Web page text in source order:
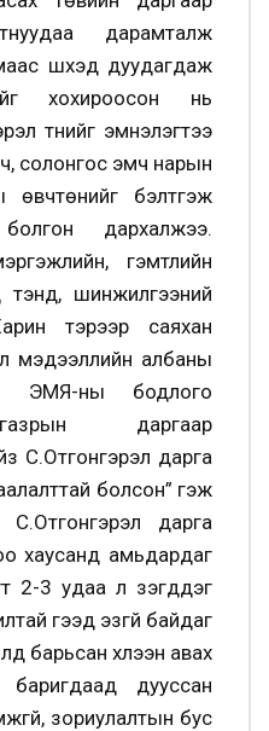
дарамталж
шүүхэд дуудагдаж
хохироосон нь
түүнийг эмнэлэгтээ
солонгос эмч нарын
өвчтөнийг бэлтгэж
дархалжээ.
гэмтлийн
шинжилгээний
тэрээр саяхан
мэдээллийн албаны
ЭМЯ-ны бодлого
даргаар
С.Отгонгэрэл дарга
болсон” гэж
дарга
хаусанд амьдардаг
2-3 удаа л үзэгддэг
гээд эзгүй байдаг
барьсан хүлээн авах
дууссан
зориулалтын бус